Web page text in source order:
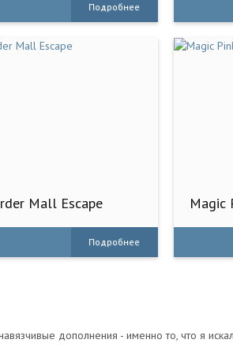
Подробнее
Mall Escape
Подробнее
Magic
дополнения - именно то, что я